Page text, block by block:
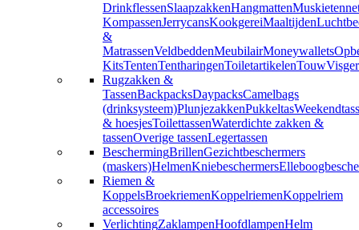
DrinkflessenSlaapzakkenHangmatten
KompassenJerrycansKookgereiMaaltijden
&
MatrassenVeldbeddenMeubilairMoneywallets
KitsTentenTentharingenToiletartikelenTouw
Rugzakken &
TassenBackpacksDaypacksCamelbags
(drinksysteem)PlunjezakkenPukkeltas
& hoesjesToilettassenWaterdichte zakken &
tassenOverige tassenLegertassen
BeschermingBrillenGezichtbeschermers
(maskers)HelmenKniebeschermers
Riemen &
KoppelsBroekriemenKoppelriemenKoppelriem
accessoires
VerlichtingZaklampenHoofdlampenHelm